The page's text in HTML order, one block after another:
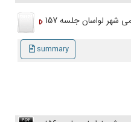
لواسان جلسه 157
summary